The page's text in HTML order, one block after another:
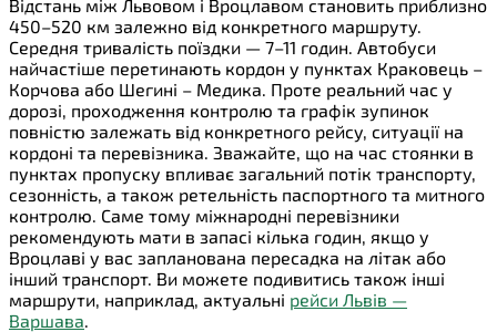
Відстань між Львовом і Вроцлавом становить приблизно
450–520 км залежно від конкретного маршруту.
Середня тривалість поїздки — 7–11 годин. Автобуси
найчастіше перетинають кордон у пунктах Краковець –
Корчова або Шегині – Медика. Проте реальний час у
дорозі, проходження контролю та графік зупинок
повністю залежать від конкретного рейсу, ситуації на
кордоні та перевізника. Зважайте, що на час стоянки в
пунктах пропуску впливає загальний потік транспорту,
сезонність, а також ретельність паспортного та митного
контролю. Саме тому міжнародні перевізники
рекомендують мати в запасі кілька годин, якщо у
Вроцлаві у вас запланована пересадка на літак або
інший транспорт. Ви можете подивитись також інші
маршрути, наприклад, актуальні рейси Львів —
Варшава